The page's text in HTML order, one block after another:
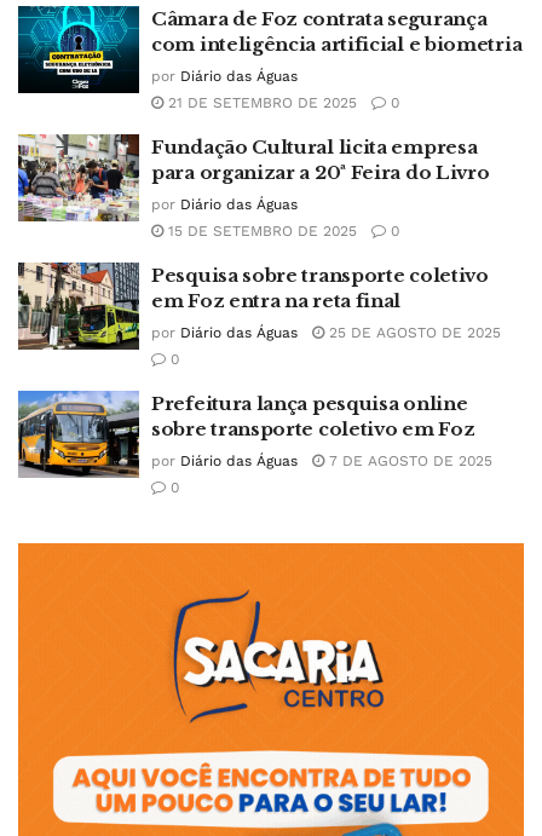
Câmara de Foz contrata segurança
com inteligência artificial e biometria
por Diário das Águas
21 DE SETEMBRO DE 2025
0
Fundação Cultural licita empresa
para organizar a 20ª Feira do Livro
por Diário das Águas
15 DE SETEMBRO DE 2025
0
Pesquisa sobre transporte coletivo
em Foz entra na reta final
por Diário das Águas
25 DE AGOSTO DE 2025
0
Prefeitura lança pesquisa online
sobre transporte coletivo em Foz
por Diário das Águas
7 DE AGOSTO DE 2025
0